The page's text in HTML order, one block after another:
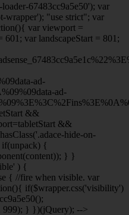
67483cc9a5e50'); var
wrapper'); "use strict"; var
var viewport =
var landscapeStart = 801;
ad-
ad-
&&
=tabletStart &&
hide-on-
{
} }
) {
{ //fire when visible. var
if($wrapper.css('visibility')
999); } })(jQuery); -->